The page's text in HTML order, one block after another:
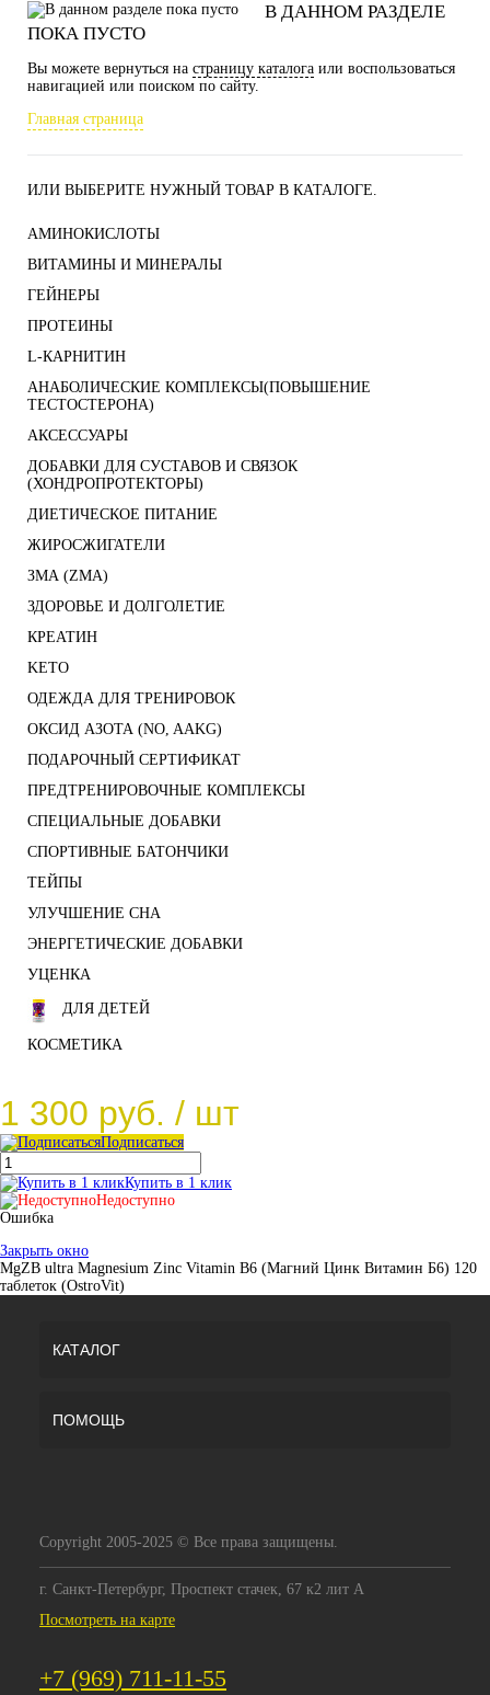
В ДАННОМ РАЗДЕЛЕ
ПОКА ПУСТО
Вы можете вернуться на страницу каталога или воспользоваться
навигацией или поиском по сайту.
Главная страница
ИЛИ ВЫБЕРИТЕ НУЖНЫЙ ТОВАР В КАТАЛОГЕ.
АМИНОКИСЛОТЫ
ВИТАМИНЫ И МИНЕРАЛЫ
ГЕЙНЕРЫ
ПРОТЕИНЫ
L-КАРНИТИН
АНАБОЛИЧЕСКИЕ КОМПЛЕКСЫ(ПОВЫШЕНИЕ
ТЕСТОСТЕРОНА)
АКСЕССУАРЫ
ДОБАВКИ ДЛЯ СУСТАВОВ И СВЯЗОК
(ХОНДРОПРОТЕКТОРЫ)
ДИЕТИЧЕСКОЕ ПИТАНИЕ
ЖИРОСЖИГАТЕЛИ
ЗМА (ZMA)
ЗДОРОВЬЕ И ДОЛГОЛЕТИЕ
КРЕАТИН
KETO
ОДЕЖДА ДЛЯ ТРЕНИРОВОК
ОКСИД АЗОТА (NO, AAKG)
ПОДАРОЧНЫЙ СЕРТИФИКАТ
ПРЕДТРЕНИРОВОЧНЫЕ КОМПЛЕКСЫ
СПЕЦИАЛЬНЫЕ ДОБАВКИ
СПОРТИВНЫЕ БАТОНЧИКИ
ТЕЙПЫ
УЛУЧШЕНИЕ СНА
ЭНЕРГЕТИЧЕСКИЕ ДОБАВКИ
УЦЕНКА
ДЛЯ ДЕТЕЙ
КОСМЕТИКА
1 300 руб. / шт
Подписаться
Купить в 1 клик
Недоступно
Ошибка
Закрыть окно
MgZB ultra Magnesium Zinc Vitamin B6 (Магний Цинк Витамин Б6) 120
таблеток (OstroVit)
КАТАЛОГ
ПОМОЩЬ
Copyright 2005-2025 © Все права защищены.
г. Санкт-Петербург, Проспект стачек, 67 к2 лит А
Посмотреть на карте
+7 (969) 711-11-55